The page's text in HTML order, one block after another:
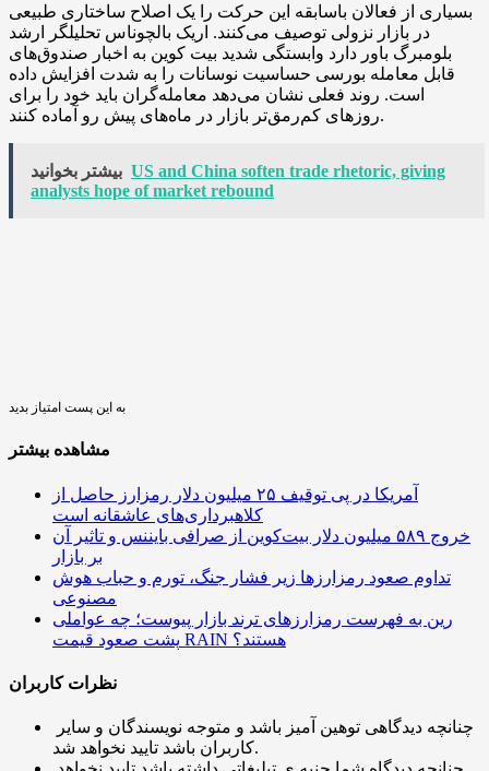
بسیاری از فعالان باسابقه این حرکت را یک اصلاح ساختاری طبیعی
در بازار نزولی توصیف می‌کنند. اریک بالچوناس تحلیلگر ارشد
بلومبرگ باور دارد وابستگی شدید بیت کوین به اخبار صندوق‌های
قابل معامله بورسی حساسیت نوسانات را به شدت افزایش داده
است. روند فعلی نشان می‌دهد معامله‌گران باید خود را برای
روزهای کم‌رمق‌تر بازار در ماه‌های پیش رو آماده کنند.
بیشتر بخوانید US and China soften trade rhetoric, giving
analysts hope of market rebound
به این پست امتیاز بدید
مشاهده بیشتر
آمریکا در پی توقیف ۲۵ میلیون دلار رمزارز حاصل از
کلاهبرداری‌های عاشقانه است
خروج ۵۸۹ میلیون دلار بیت‌کوین از صرافی بایننس و تاثیر آن
بر بازار
تداوم صعود رمزارزها زیر فشار جنگ، تورم و حباب هوش
مصنوعی
رین به فهرست رمزارزهای ترند بازار پیوست؛ چه عواملی
پشت صعود قیمت RAIN هستند؟
نظرات کاربران
کاربران باشد تایید نخواهد شد.